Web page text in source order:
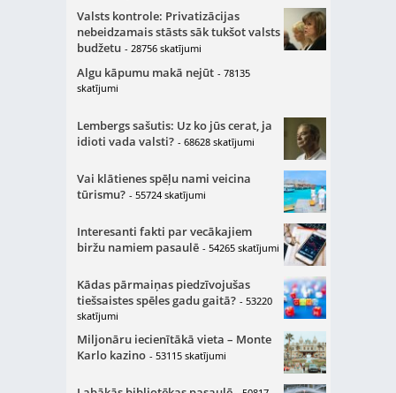
Valsts kontrole: Privatizācijas
nebeidzamais stāsts sāk tukšot valsts
budžetu - 28756 skatījumi
Algu kāpumu makā nejūt - 78135
skatījumi
Lembergs sašutis: Uz ko jūs cerat, ja
idioti vada valsti? - 68628 skatījumi
Vai klātienes spēļu nami veicina
tūrismu? - 55724 skatījumi
Interesanti fakti par vecākajiem
biržu namiem pasaulē - 54265 skatījumi
Kādas pārmaiņas piedzīvojušas
tiešsaistes spēles gadu gaitā? - 53220
skatījumi
Miljonāru iecienītākā vieta – Monte
Karlo kazino - 53115 skatījumi